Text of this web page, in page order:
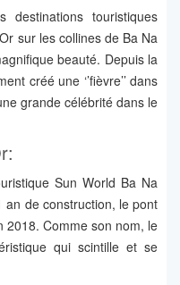
touristiques
sur les collines de Ba Na
beauté. Depuis la
créé une ‘’fièvre’’ dans
grande célébrité dans le
Sun World Ba Na
an de construction, le pont
2018. Comme son nom, le
qui scintille et se